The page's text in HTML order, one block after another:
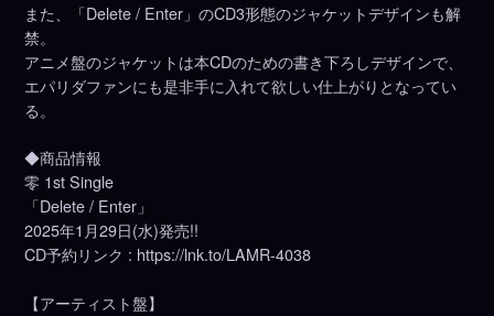
また、「Delete / Enter」のCD3形態のジャケットデザインも解
禁。
アニメ盤のジャケットは本CDのための書き下ろしデザインで、
エパリダファンにも是非手に入れて欲しい仕上がりとなってい
る。
◆商品情報
零 1st Single
「Delete / Enter」
2025年1月29日(水)発売!!
CD予約リンク : https://lnk.to/LAMR-4038
【アーティスト盤】